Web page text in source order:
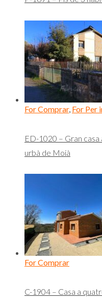
For Comprar, For Per
ED-1020 – Gran casa
urbà de Moià
For Comprar
C-1904 – Casa a